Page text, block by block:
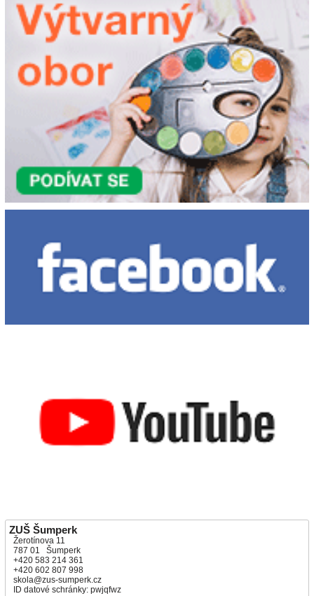
ZUŠ Šumperk
Žerotínova 11
787 01 Šumperk
+420 583 214 361
+420 602 807 998
skola@zus-sumperk.cz
ID datové schránky: pwjqfwz